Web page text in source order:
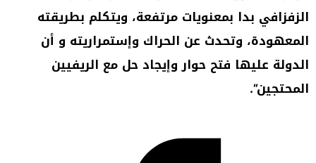
الزفزافي بدا بمعنويات مرتفعة، ويتكلم بطريقته
المعهودة، وتحدث عن الحراك وإستمراريته و أن
الدولة عليها فتح حوار وإيجاد حل مع الريفيين
المحتجين”.